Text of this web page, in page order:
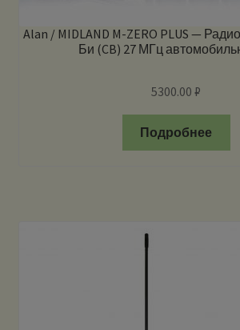
Alan / MIDLAND M-ZERO PLUS —
Би (CB) 27 МГц
5300.00₽
Подробнее